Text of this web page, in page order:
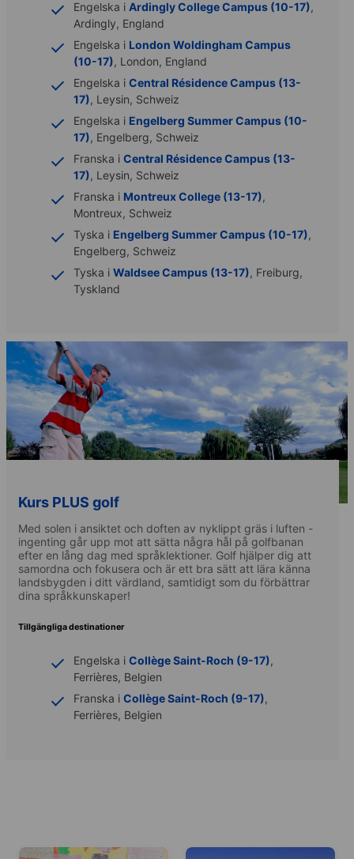
Engelska i Ardingly College Campus (10-17),
Ardingly, England
Engelska i London Woldingham Campus
(10-17), London, England
Engelska i Central Résidence Campus (13-
17), Leysin, Schweiz
Engelska i Engelberg Summer Campus (10-
17), Engelberg, Schweiz
Franska i Central Résidence Campus (13-
17), Leysin, Schweiz
Franska i Montreux College (13-17),
Montreux, Schweiz
Tyska i Engelberg Summer Campus (10-17),
Engelberg, Schweiz
Tyska i Waldsee Campus (13-17), Freiburg,
Tyskland
Kurs PLUS golf
Med solen i ansiktet och doften av nyklippt gräs i luften -
ingenting går upp mot att sätta några hål på golfbanan
efter en lång dag med språklektioner. Golf hjälper dig att
samordna och fokusera och är ett bra sätt att lära känna
landsbygden i ditt värdland, samtidigt som du förbättrar
dina språkkunskaper!
Tillgängliga destinationer
Engelska i Collège Saint-Roch (9-17),
Ferrières, Belgien
Franska i Collège Saint-Roch (9-17),
Ferrières, Belgien